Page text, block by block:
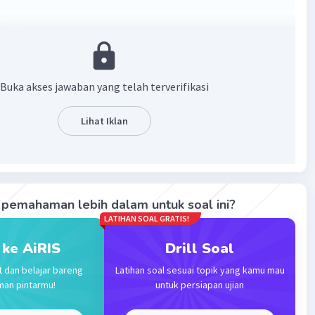
Community
10:13
ya
Buka akses jawaban yang telah terverifikasi
Lihat Iklan
lebih dalam untuk soal ini?
AiRIS
dan belajar bareng
pintarmu!
LATIHAN SOAL GRATIS!
Drill Soal
Latihan soal sesuai topik yang kamu mau
untuk persiapan ujian